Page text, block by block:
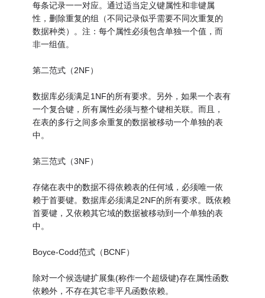
每条记录一一对应。通过适当定义键属性和非键属
性，删除重复的组（不同记录似乎需要不同次重复的
数据种类）。注：每个属性必须包含单独一个值，而
非一组值。
第二范式（2NF）
数据库必须满足1NF的所有要求。另外，如果一个表有
一个复合键，所有属性必须与整个键相关联。而且，
在表的多行之间多余重复的数据被移动一个单独的表
中。
第三范式（3NF）
存储在表中的数据不得依赖表的任何域，必须唯一依
赖于首要键。数据库必须满足2NF的所有要求。既依赖
首要键，又依赖其它域的数据被移动到一个单独的表
中。
Boyce-Codd范式（BCNF）
除对一个候选键扩展集(称作一个超级键)存在属性函数
依赖外，不存在其它非平凡函数依赖。